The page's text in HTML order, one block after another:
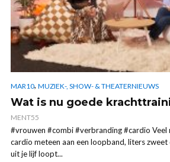
MAR10, MUZIEK-, SHOW- & THEATERNIEUWS
Wat is nu goede
MENT55
#vrouwen #combi #verbranding #cardio Veel
cardio meteen aan een loopband, liters zweet
uit je lijf loopt...